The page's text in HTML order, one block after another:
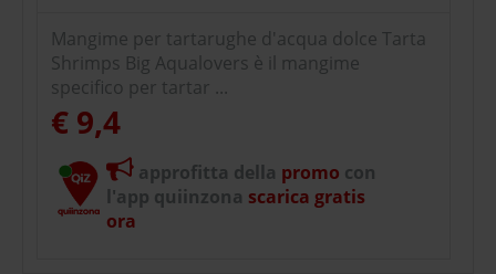
Mangime per tartarughe d'acqua dolce Tarta
Shrimps Big Aqualovers è il mangime
specifico per tartar ...
€ 9,4
approfitta della promo con
l'app quiinzona scarica gratis
ora